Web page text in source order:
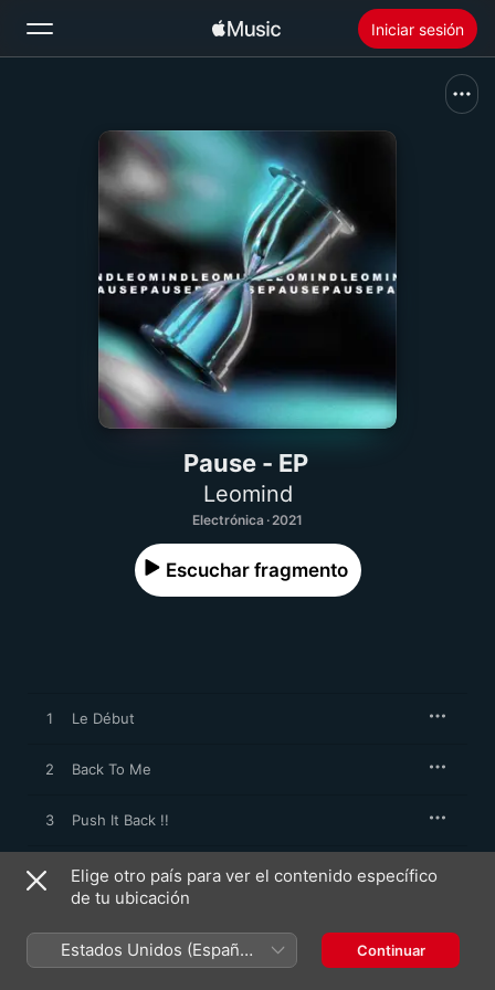
Iniciar sesión
Novedades
Instalar Apple Music
Pause - EP
Leomind
Electrónica · 2021
Escuchar fragmento
1 Le Début
2 Back To Me
3 Push It Back !!
4 Pause
6 La Fin (Losing Control)
Elige otro país para ver el contenido específico
de tu ubicación
Estados Unidos (Español
México)
Continuar